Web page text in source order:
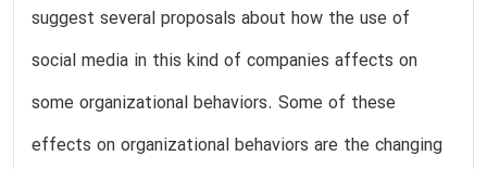
suggest several proposals about how the use of
social media in this kind of companies affects on
some organizational behaviors. Some of these
effects on organizational behaviors are the changing